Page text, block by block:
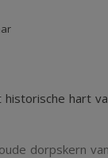
historische hart
dorpskern